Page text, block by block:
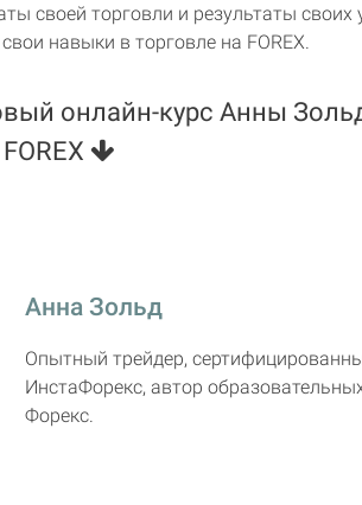
своей торговли и результаты
навыки в торговле на FOREX.
онлайн-курс Анны
Анна Зольд
Опытный трейдер,
ИнстаФорекс, автор
Форекс.